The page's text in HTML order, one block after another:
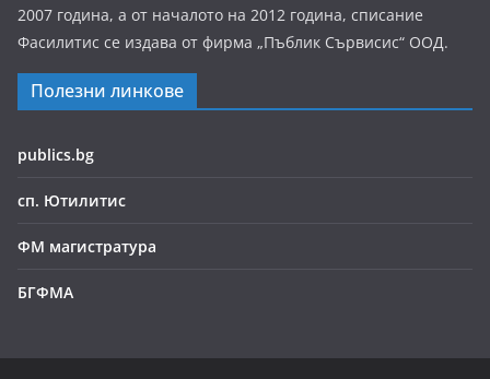
2007 година, а от началото на 2012 година, списание
Фасилитис се издава от фирма „Пъблик Сървисис“ ООД.
Полезни линкове
publics.bg
сп. Ютилитис
ФМ магистратура
БГФМА